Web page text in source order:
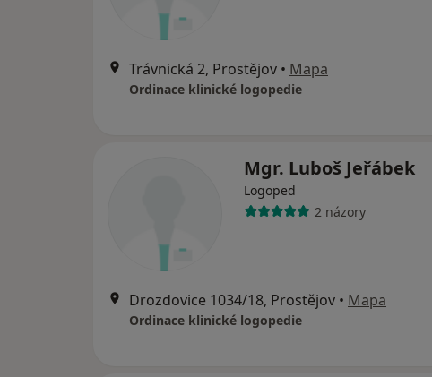
Trávnická 2, Prostějov • Mapa
Ordinace klinické logopedie
Mgr. Luboš Jeřábek
Logoped
2 názory
Drozdovice 1034/18, Prostějov • Mapa
Ordinace klinické logopedie